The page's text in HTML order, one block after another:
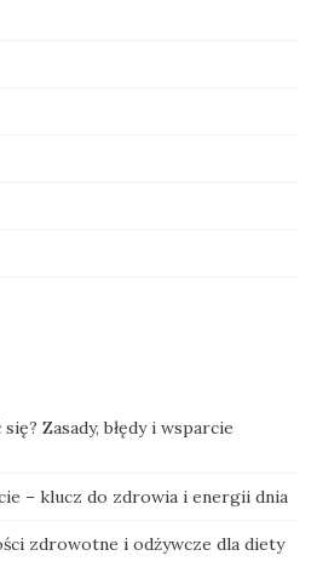
Zasady, błędy i wsparcie
– klucz do zdrowia i energii dnia
zdrowotne i odżywcze dla diety